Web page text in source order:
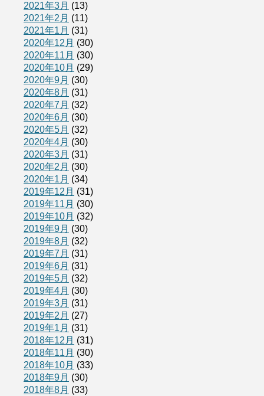
2021年3月 (13)
2021年2月 (11)
2021年1月 (31)
2020年12月 (30)
2020年11月 (30)
2020年10月 (29)
2020年9月 (30)
2020年8月 (31)
2020年7月 (32)
2020年6月 (30)
2020年5月 (32)
2020年4月 (30)
2020年3月 (31)
2020年2月 (30)
2020年1月 (34)
2019年12月 (31)
2019年11月 (30)
2019年10月 (32)
2019年9月 (30)
2019年8月 (32)
2019年7月 (31)
2019年6月 (31)
2019年5月 (32)
2019年4月 (30)
2019年3月 (31)
2019年2月 (27)
2019年1月 (31)
2018年12月 (31)
2018年11月 (30)
2018年10月 (33)
2018年9月 (30)
2018年8月 (33)